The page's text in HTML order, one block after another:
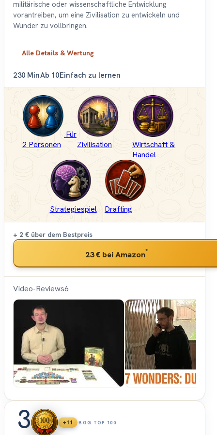
militärische oder wissenschaftliche Entwicklung
vorantreiben, um eine Zivilisation zu entwickeln und
Wunder zu vollbringen.
Alle Details & Wertung
230 MinAb 10Einfach zu lernen
Für
2 Personen
Zivilisation
Wirtschaft &
Handel
Strategiespiel Drafting
+ 2 € über dem Bestpreis
23 € bei Amazon*
Video-Reviews6
Spiele-
Offensive.de
3 +11 BGG TOP 100